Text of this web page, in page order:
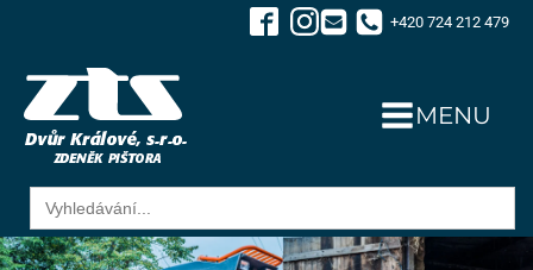
+420 724 212 479
MENU
Search
for: